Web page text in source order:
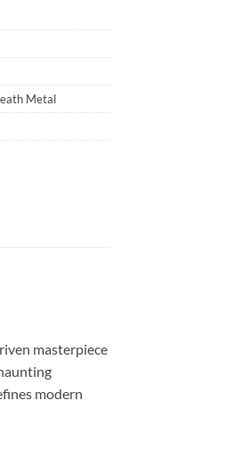
Metal
masterpiece
modern